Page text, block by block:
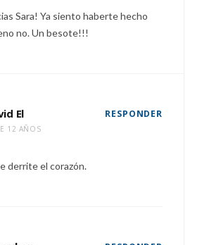
Sara! Ya siento haberte hecho
no. Un besote!!!
El
12 AÑOS
RESPONDER
derrite el corazón.